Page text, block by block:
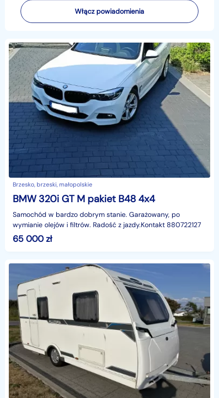
Włącz powiadomienia
Brzesko, brzeski, małopolskie
BMW 320i GT M pakiet B48 4x4
Samochód w bardzo dobrym stanie. Garażowany, po
wymianie olejów i filtrów. Radość z jazdy.Kontakt 880722127
65 000zł